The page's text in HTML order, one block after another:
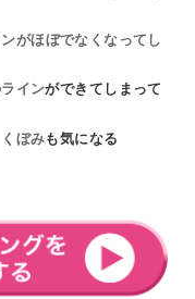
がほぼでなくなってし
インができてしまって
くぼみも気になる